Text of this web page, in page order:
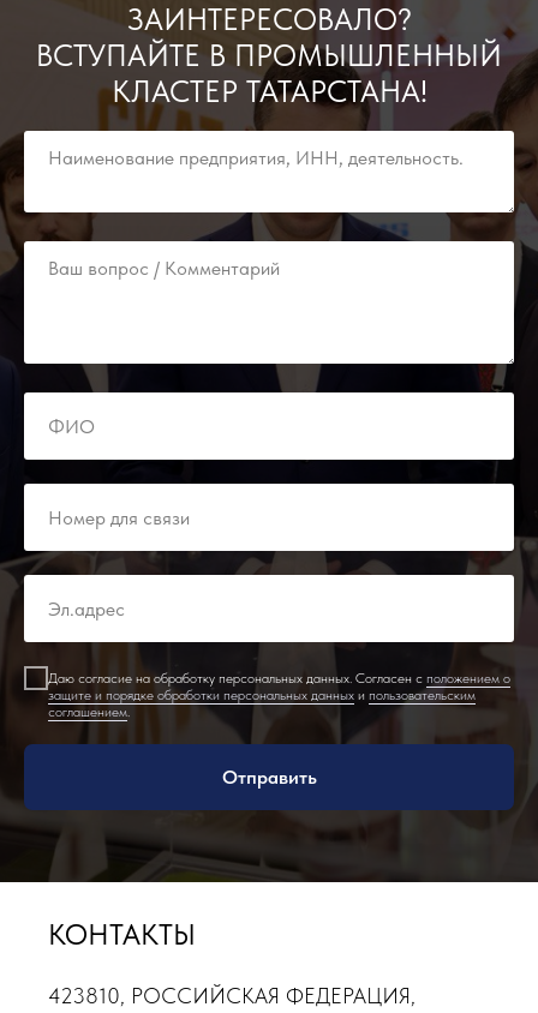
ЗАИНТЕРЕСОВАЛО?
ВСТУПАЙТЕ В ПРОМЫШЛЕННЫЙ
КЛАСТЕР ТАТАРСТАНА!
Даю согласие на обработку персональных данных. Согласен с положением о
защите и порядке обработки персональных данных и пользовательским
соглашением
Отправить
КОНТАКТЫ
423810, РОССИЙСКАЯ ФЕДЕРАЦИЯ,